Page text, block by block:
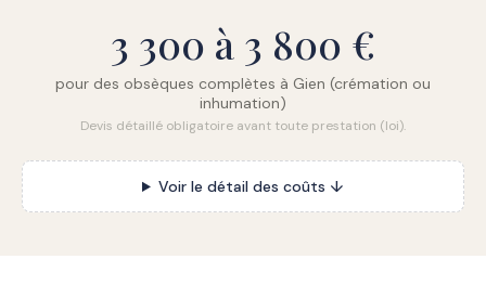
3 300 à 3 800 €
pour des obsèques complètes à Gien (crémation ou
inhumation)
Devis détaillé obligatoire avant toute prestation (loi).
Voir le détail des coûts ↓